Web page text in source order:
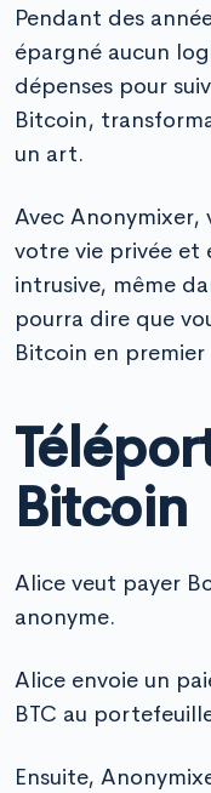
Pendant des
épargné aucun
dépenses pour
Bitcoin,
un art.
Avec Anonymixer,
votre vie privée et
intrusive, même
pourra dire que
Bitcoin en premier
Bitcoin
Alice veut payer
anonyme.
Alice envoie un
BTC au
Ensuite,